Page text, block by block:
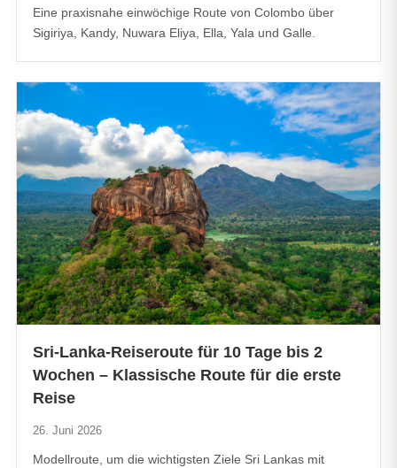
Eine praxisnahe einwöchige Route von Colombo über
Sigiriya, Kandy, Nuwara Eliya, Ella, Yala und Galle.
Sri-Lanka-Reiseroute für 10 Tage bis 2
Wochen – Klassische Route für die erste
Reise
26. Juni 2026
Modellroute, um die wichtigsten Ziele Sri Lankas mit